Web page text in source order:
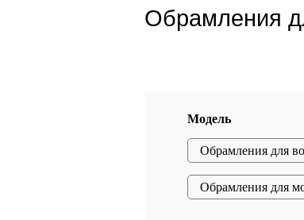
Обрамления
Модель
Обрамления для
Обрамления для